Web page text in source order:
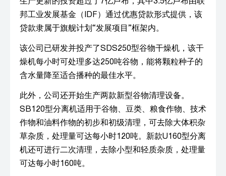
生产更新的投资超过了7亿卢布，其中3.5亿卢布由联
邦工业发展基金（IDF）通过优惠贷款形式提供，该
贷款隶属于旗舰计划“发展项目”框架内。
该公司已研发并投产了SDS250型谷物干燥机，该干
燥机每小时可处理多达250吨谷物，能将颗粒种子的
含水量降至适合播种的最佳水平。
此外，公司还开始生产两款新型谷物清理设备。
SB120型分离机适用于谷物、豆类、粮食作物、技术
作物和油料作物的初步和初级清理，可去除大体积杂
草杂质，处理量可达每小时120吨。新款U160型分离
机还可进行二次清理，去除小型和轻质杂质，处理量
可达每小时160吨。